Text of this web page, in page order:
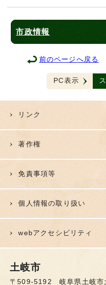
市政情報
前のページへ戻る
PC表示
リンク
著作権
免責事項等
個人情報の取り扱い
webアクセシビリティ
土岐市
〒509-5192 岐阜県土岐市